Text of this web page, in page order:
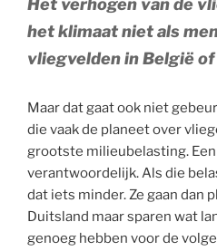
Het verhogen van de
het klimaat niet als
vliegvelden in België
Maar dat gaat ook niet
die vaak de planeet over
grootste milieubelasting.
verantwoordelijk. Als die
dat iets minder. Ze gaan dan
Duitsland maar sparen wat
genoeg hebben voor de